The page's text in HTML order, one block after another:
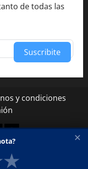
de todas las
Suscribite
y condiciones
Instagram
reservados.
✕
★